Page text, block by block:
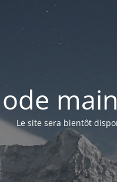
Le site sera bientôt